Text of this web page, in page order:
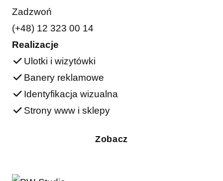
Zadzwoń
(+48) 12 323 00 14
Realizacje
Ulotki i wizytówki
Banery reklamowe
Identyfikacja wizualna
Strony www i sklepy
Zobacz